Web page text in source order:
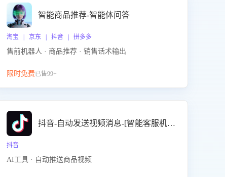
智能商品推荐-智能体问答
淘宝 | 京东 | 抖音 | 拼多多
售前机器人 · 商品推荐 · 销售话术输出
限时免费已售99+
抖音-自动发送视频消息-[智能客服机器人]
抖音
AI工具 · 自动推送商品视频